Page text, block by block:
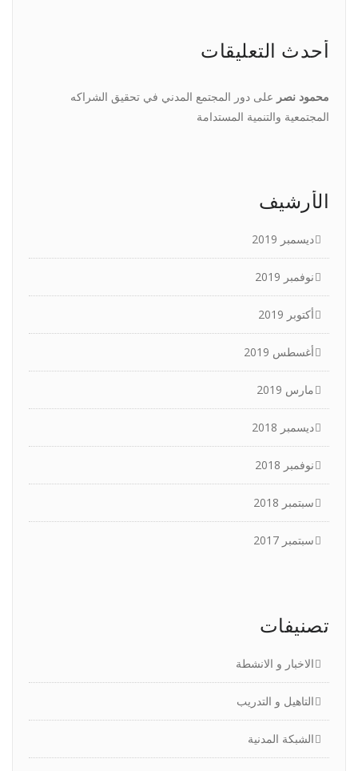
أحدث التعليقات
محمود نصر على دور المجتمع المدني في تحقيق الشراكه
المجتمعية والتنمية المستدامة
الأرشيف
ديسمبر 2019
نوفمبر 2019
أكتوبر 2019
أغسطس 2019
مارس 2019
ديسمبر 2018
نوفمبر 2018
سبتمبر 2018
سبتمبر 2017
تصنيفات
الاخبار و الانشطة
التاهيل و التدريب
الشبكة المدنية